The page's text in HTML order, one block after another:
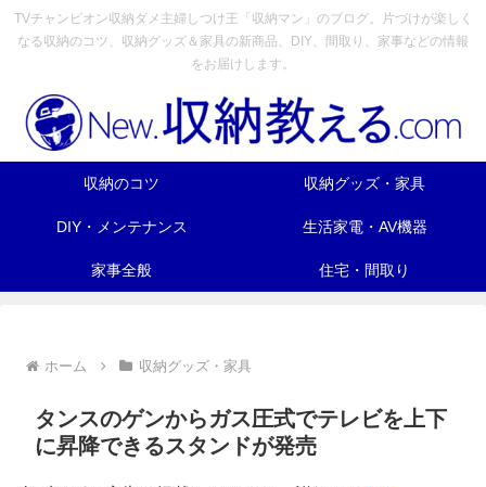
TVチャンピオン収納ダメ主婦しつけ王「収納マン」のブログ。片づけが楽しく
なる収納のコツ、収納グッズ＆家具の新商品、DIY、間取り、家事などの情報
をお届けします。
収納のコツ 収納グッズ・家具
DIY・メンテナンス 生活家電・AV機器
家事全般 住宅・間取り
ホーム 収納グッズ・家具
タンスのゲンからガス圧式でテレビを上下
に昇降できるスタンドが発売